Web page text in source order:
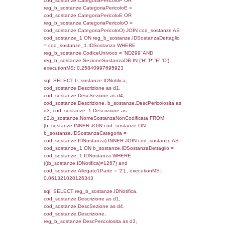
rofi.DescAltro FROM f_territori_limitrofi
cod_territori_tipologia ON
(f_territori_limitrofi.IDTipologiaTerritorio =
cod_territori_tipologia.IDTipologiaTerritorio)
(f_territori_limitrofi.IDTipoTerritorio =
cod_territori_tipologia.IDTerritorioTP)
((f_territori_limitrofi.IDTipoTerritorio)=6)),
0.070057153701782
sql: SELECT
reg_f_territori_limitrofi.Direzione,
reg_f_territori_limitrofi.Denominazione,
_limitrofi.DescAltro FROM
JOIN cod_territori_tipologia ON
cod_territori_tipologia.IDTipologiaTerritorio)
(reg_f_territori_limitrofi.IDTipoTerritorio =
cod_territori_tipologia.IDTerritorioTP)